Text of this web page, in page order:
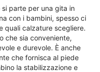
si parte per una gita in
con i bambini, spesso ci
quali calzature scegliere.
che sia conveniente,
e durevole. È anche
che fornisca al piede
la stabilizzazione e